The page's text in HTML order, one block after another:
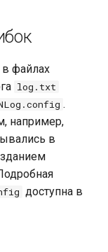
в файлах
log.txt
.
например,
в
доступна в